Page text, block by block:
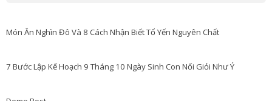
Món Ăn Nghìn Đô Và 8 Cách Nhận Biết Tổ Yến Nguyên Chất
7 Bước Lập Kế Hoạch 9 Tháng 10 Ngày Sinh Con Nối Giỏi Như Ý